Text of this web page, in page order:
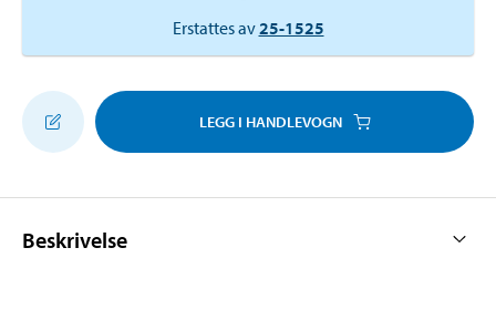
Erstattes av25-1525
LEGG I HANDLEVOGN
Beskrivelse